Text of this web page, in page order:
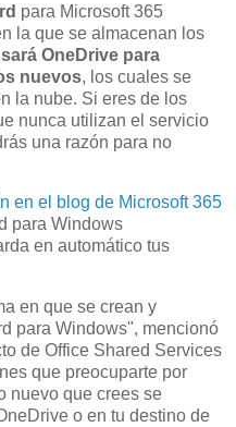
para Microsoft 365
la que se almacenan los
OneDrive para
nuevos, los cuales se
la nube. Si eres de los
nunca utilizan el servicio
una razón para no
en el blog de Microsoft 365
para Windows
en automático tus
en que se crean y
para Windows", mencionó
de Office Shared Services
que preocuparte por
nuevo que crees se
o en tu destino de